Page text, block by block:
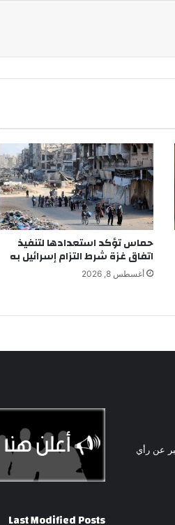
حماس تؤكد استعدادها لتنفيذ
اتفاق غزة شرط التزام إسرائيل به
أغسطس 8, 2026
عن رأي
Last Modified Posts